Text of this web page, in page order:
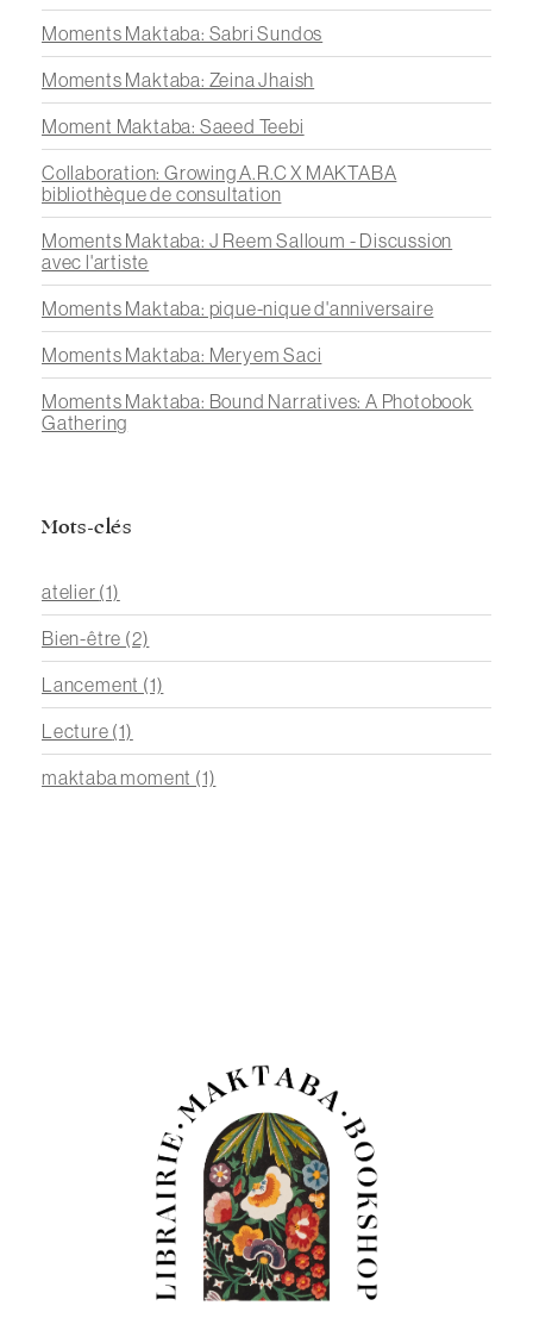
Moments Maktaba: Sabri Sundos
Moments Maktaba: Zeina Jhaish
Moment Maktaba: Saeed Teebi
Collaboration: Growing A.R.C X MAKTABA
bibliothèque de consultation
Moments Maktaba: J Reem Salloum - Discussion
avec l'artiste
Moments Maktaba: pique-nique d'anniversaire
Moments Maktaba: Meryem Saci
Moments Maktaba: Bound Narratives: A Photobook
Gathering
Mots-clés
atelier (1)
Bien-être (2)
Lancement (1)
Lecture (1)
maktaba moment (1)